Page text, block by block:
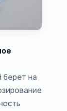
берет на